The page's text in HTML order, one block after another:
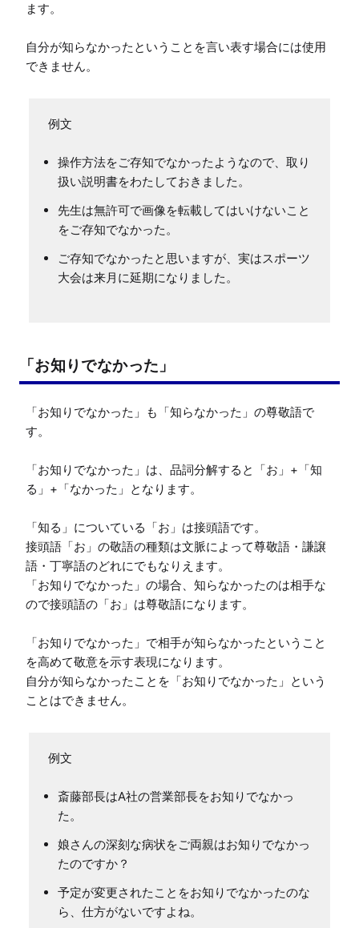
ます。
自分が知らなかったということを言い表す場合には使用
できません。
例文
操作方法をご存知でなかったようなので、取り
扱い説明書をわたしておきました。
先生は無許可で画像を転載してはいけないこと
をご存知でなかった。
ご存知でなかったと思いますが、実はスポーツ
大会は来月に延期になりました。
「お知りでなかった」
「お知りでなかった」も「知らなかった」の尊敬語で
す。
「お知りでなかった」は、品詞分解すると「お」+「知
る」+「なかった」となります。
「知る」についている「お」は接頭語です。
接頭語「お」の敬語の種類は文脈によって尊敬語・謙譲
語・丁寧語のどれにでもなりえます。
「お知りでなかった」の場合、知らなかったのは相手な
ので接頭語の「お」は尊敬語になります。
「お知りでなかった」で相手が知らなかったということ
を高めて敬意を示す表現になります。
自分が知らなかったことを「お知りでなかった」という
ことはできません。
例文
斎藤部長はA社の営業部長をお知りでなかっ
た。
娘さんの深刻な病状をご両親はお知りでなかっ
たのですか？
予定が変更されたことをお知りでなかったのな
ら、仕方がないですよね。